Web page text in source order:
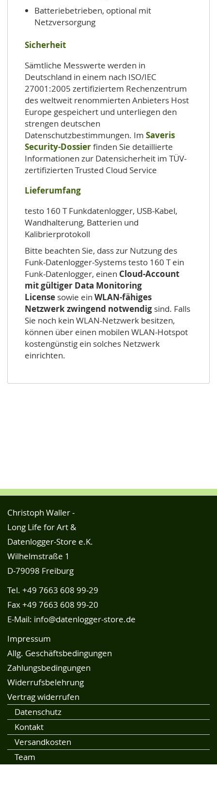
Batteriebetrieben, optional mit
Netzversorgung
Sicherheit
Sämtliche Messwerte werden in
Deutschland in einem nach ISO/IEC
27001:2005 zertifiziertem Rechenzentrum
des weltweit renommierten Anbieters Host
Europe gespeichert und unterliegen den
strengen deutschen
Datenschutzbestimmungen. Im Saveris
Security-Dossierfinden Sie detaillierte
Informationen zur Datensicherheit im TÜV-
zertifizierten Trusted Cloud Service
Lieferumfang
testo 160 T Funkdatenlogger, USB-Kabel,
Wandhalterung, Batterien und
Kalibrierprotokoll
Bitte beachten Sie, dass zur Nutzung des
Funk-Datenlogger-Systems testo 160 T ein
Funk-Datenlogger, einen Cloud-Account
mit gültiger Data Monitoring
License sowie ein WLAN-fähiges
Netzwerk zwingend notwendig sind. Falls
Sie noch kein WLAN-Netzwerk besitzen,
können über einen mobilen WLAN-Hotspot
kostengünstig ein solches Netzwerk
einrichten.
Christoph Waller -
Long Life for Art &
Datenlogger-Store e.K.
Wilhelmstraße 1
D-79098 Freiburg
Tel. +49 7663 608 99-29
Fax +49 7663 608 99-20
E-Mail: info@datenlogger-store.de
Impressum
Allg. Geschäftsbedingungen
Zahlungsbedingungen
Widerrufsbelehrung
Vertrag widerrufen
Datenschutz
Kontakt
Versandkosten
Team